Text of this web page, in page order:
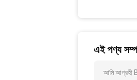
এই পণ্য
আমি আগ্রহী